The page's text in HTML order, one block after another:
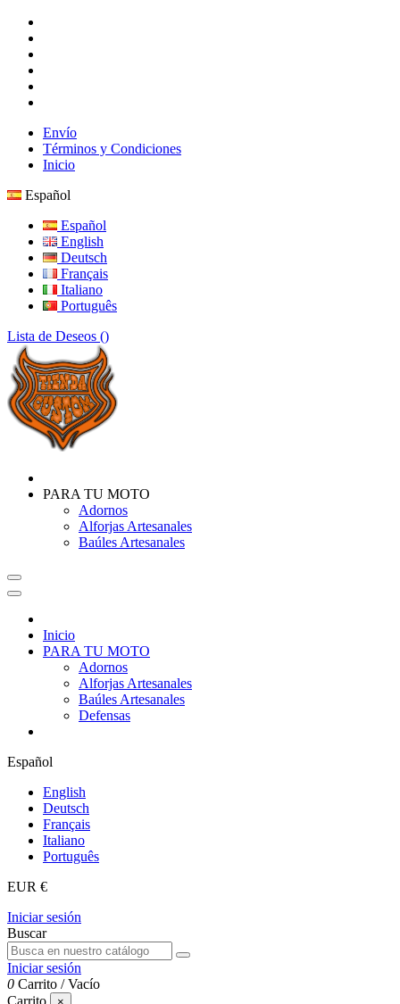
Envío
Términos y Condiciones
Inicio
Español
Español
English
Deutsch
Français
Italiano
Português
Lista de Deseos ()
PARA TU MOTO
Adornos
Alforjas Artesanales
Baúles Artesanales
Inicio
PARA TU MOTO
Adornos
Alforjas Artesanales
Baúles Artesanales
Defensas
Español
English
Deutsch
Français
Italiano
Português
EUR €
Iniciar sesión
Buscar
Iniciar sesión
0 Carrito /Vacío
Carrito